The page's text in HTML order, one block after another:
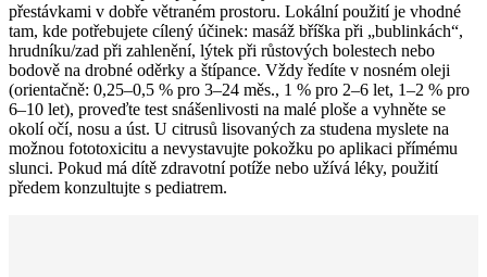
přestávkami v dobře větraném prostoru. Lokální použití je vhodné
tam, kde potřebujete cílený účinek: masáž bříška při „bublinkách“,
hrudníku/zad při zahlenění, lýtek při růstových bolestech nebo
bodově na drobné oděrky a štípance. Vždy ředíte v nosném oleji
(orientačně: 0,25–0,5 % pro 3–24 měs., 1 % pro 2–6 let, 1–2 % pro
6–10 let), proveďte test snášenlivosti na malé ploše a vyhněte se
okolí očí, nosu a úst. U citrusů lisovaných za studena myslete na
možnou fototoxicitu a nevystavujte pokožku po aplikaci přímému
slunci. Pokud má dítě zdravotní potíže nebo užívá léky, použití
předem konzultujte s pediatrem.